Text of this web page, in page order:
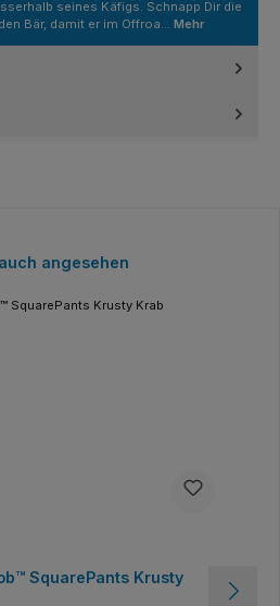
seines Käfigs. Schnapp Dir die
Bär, damit er im Offroa… Mehr
angesehen
SquarePants Krusty